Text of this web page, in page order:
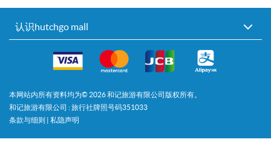
认识hutchgo mall
本网站内所有资料均为© 2026和记旅游有限公司版权所有。
和记旅游有限公司 : 旅行社牌照号码351033
条款与细则 | 私隐声明